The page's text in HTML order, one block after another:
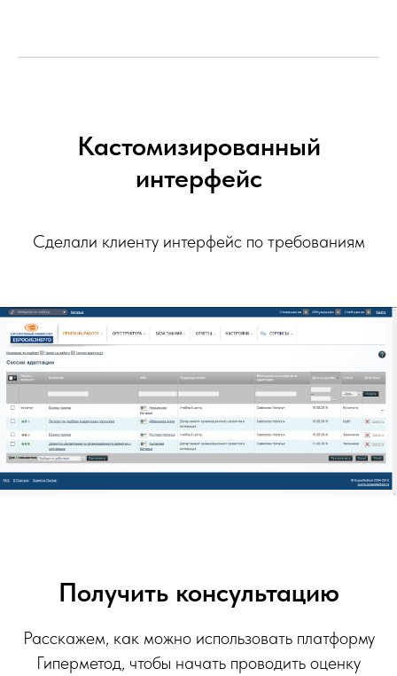
Кастомизированный
интерфейс
Сделали клиенту интерфейс по требованиям
Получить консультацию
Расскажем, как можно использовать платформу
Гиперметод, чтобы начать проводить оценку